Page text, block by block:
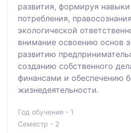
развития, формируя навыки
потребления,
экологической
внимание освоению основ
развитию
созданию собственного
финансами и обеспечению
жизнедеятельности.
Год обучения - 1
Семестр - 2